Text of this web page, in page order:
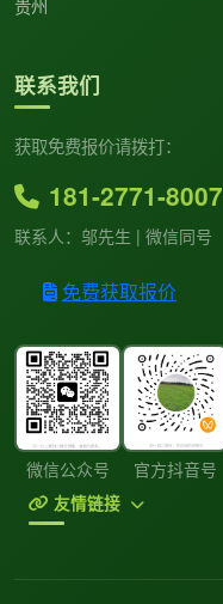
贵州
联系我们
获取免费报价请拨打：
181-2771-8007
联系人：邬先生 | 微信同号
免费获取报价
微信公众号 官方抖音号
友情链接